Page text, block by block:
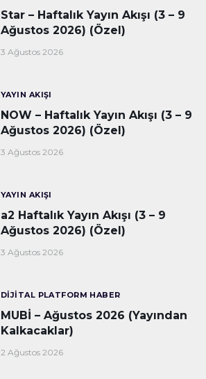
Star – Haftalık Yayın Akışı (3 – 9
Ağustos 2026) (Özel)
3 Ağustos 2026
YAYIN AKIŞI
NOW – Haftalık Yayın Akışı (3 – 9
Ağustos 2026) (Özel)
3 Ağustos 2026
YAYIN AKIŞI
a2 Haftalık Yayın Akışı (3 – 9
Ağustos 2026) (Özel)
3 Ağustos 2026
DIJITAL PLATFORM HABER
MUBİ – Ağustos 2026 (Yayından
Kalkacaklar)
2 Ağustos 2026